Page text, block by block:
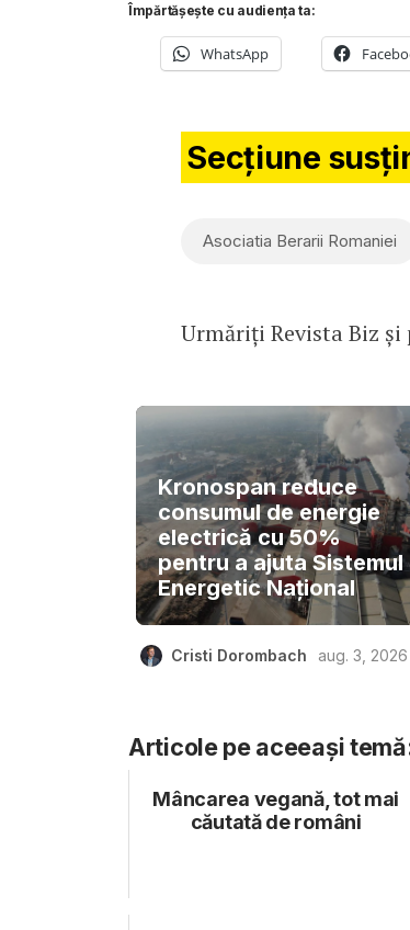
Împărtășește cu audiența ta:
WhatsApp
Secțiune
Asociatia Berarii Romaniei
Urmăriți Revista Biz și
Kronospan reduce
consumul de energie
electrică cu 50%
pentru a ajuta Sistemul
Energetic Național
Cristi Dorombach aug. 3, 2026
Articole pe aceeași
Mâncarea vegană, tot mai
căutată de români